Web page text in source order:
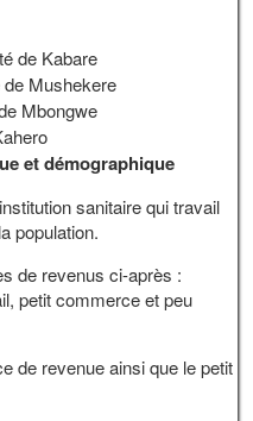
de Kabare
de Mushekere
Mbongwe
et démographique
sanitaire qui travail
population.
de revenus ci-après :
petit commerce et peu
de revenue ainsi que le petit